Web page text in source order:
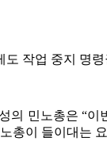
작업 중지 명
민노총은 “
총이 들이대는